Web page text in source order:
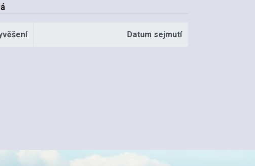
Datum sejmutí